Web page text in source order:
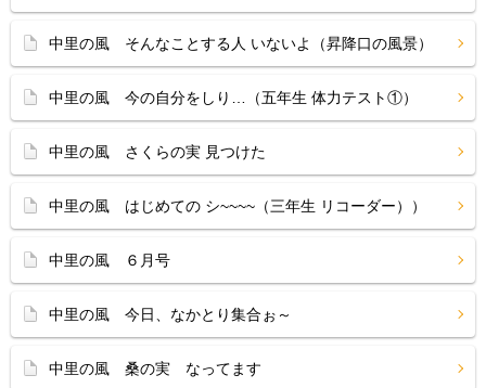
中里の風 そんなことする人 いないよ（昇降口の風景）
中里の風 今の自分をしり…（五年生 体力テスト①）
中里の風 さくらの実 見つけた
中里の風 はじめての シ~~~~（三年生 リコーダー））
中里の風 ６月号
中里の風 今日、なかとり集合ぉ～
中里の風 桑の実 なってます